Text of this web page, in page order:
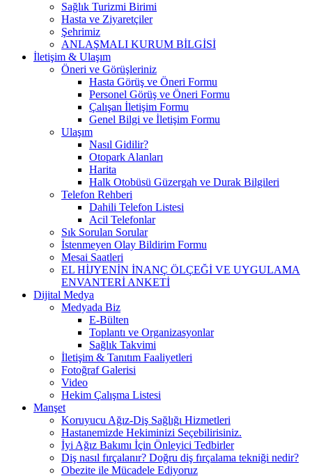
Sağlık Turizmi Birimi
Hasta ve Ziyaretçiler
Şehrimiz
ANLAŞMALI KURUM BİLGİSİ
İletişim & Ulaşım
Öneri ve Görüşleriniz
Hasta Görüş ve Öneri Formu
Personel Görüş ve Öneri Formu
Çalışan İletişim Formu
Genel Bilgi ve İletişim Formu
Ulaşım
Nasıl Gidilir?
Otopark Alanları
Harita
Halk Otobüsü Güzergah ve Durak Bilgileri
Telefon Rehberi
Dahili Telefon Listesi
Acil Telefonlar
Sık Sorulan Sorular
İstenmeyen Olay Bildirim Formu
Mesai Saatleri
EL HİJYENİN İNANÇ ÖLÇEĞİ VE UYGULAMA
ENVANTERİ ANKETİ
Dijital Medya
Medyada Biz
E-Bülten
Toplantı ve Organizasyonlar
Sağlık Takvimi
İletişim & Tanıtım Faaliyetleri
Fotoğraf Galerisi
Video
Hekim Çalışma Listesi
Manşet
Koruyucu Ağız-Diş Sağlığı Hizmetleri
Hastanemizde Hekiminizi Seçebilirisiniz.
İyi Ağız Bakımı İçin Önleyici Tedbirler
Diş nasıl fırçalanır? Doğru diş fırçalama tekniği nedir?
Obezite ile Mücadele Ediyoruz